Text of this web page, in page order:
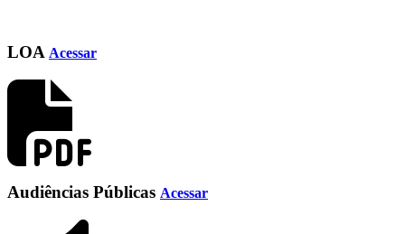
LOA Acessar
Audiências Públicas Acessar